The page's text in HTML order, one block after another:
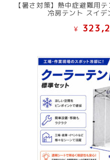
【暑さ対策】熱中症避難用
冷房テント スイ
¥